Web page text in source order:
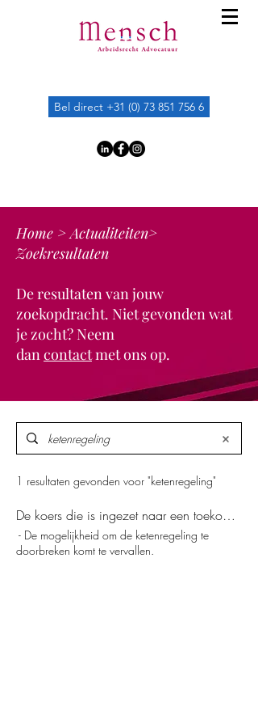
Bel direct +31 (0) 73 851 756 6
Home >Actualiteiten>
Zoekresultaten
De resultaten van jouw
zoekopdracht. Niet gevonden wat
je zocht? Neem
dancontactmet ons op.
1 resultaten gevonden voor "ketenregeling"
De koers die is ingezet naar een toekomstbestendige arbeidsmarkt
​ - De mogelijkheid om de ketenregeling te
doorbreken komt te vervallen. ​